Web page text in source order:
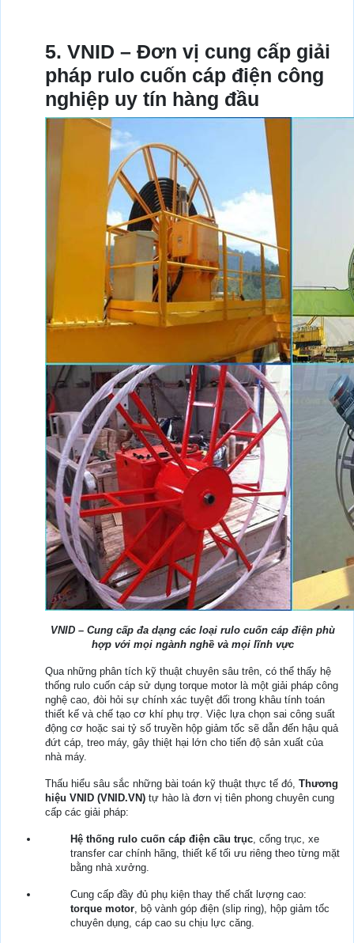
5. VNID – Đơn vị cung cấp giải
pháp rulo cuốn cáp điện công
nghiệp uy tín hàng đầu
VNID – Cung cấp đa dạng các loại rulo cuốn cáp điện phù
hợp với mọi ngành nghề và mọi lĩnh vực
Qua những phân tích kỹ thuật chuyên sâu trên, có thể thấy hệ
thống rulo cuốn cáp sử dụng torque motor là một giải pháp công
nghệ cao, đòi hỏi sự chính xác tuyệt đối trong khâu tính toán
thiết kế và chế tạo cơ khí phụ trợ. Việc lựa chọn sai công suất
động cơ hoặc sai tỷ số truyền hộp giảm tốc sẽ dẫn đến hậu quả
đứt cáp, treo máy, gây thiệt hại lớn cho tiến độ sản xuất của
nhà máy.
Thấu hiểu sâu sắc những bài toán kỹ thuật thực tế đó, Thương
hiệu VNID (VNID.VN) tự hào là đơn vị tiên phong chuyên cung
cấp các giải pháp:
Hệ thống rulo cuốn cáp điện cầu trục, cổng trục, xe
transfer car chính hãng, thiết kế tối ưu riêng theo từng mặt
bằng nhà xưởng.
Cung cấp đầy đủ phụ kiện thay thế chất lượng cao:
torque motor, bộ vành góp điện (slip ring), hộp giảm tốc
chuyên dụng, cáp cao su chịu lực căng.